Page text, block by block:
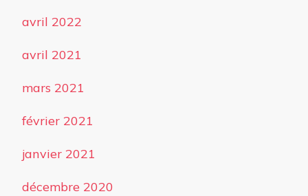
avril 2022
avril 2021
mars 2021
février 2021
janvier 2021
décembre 2020